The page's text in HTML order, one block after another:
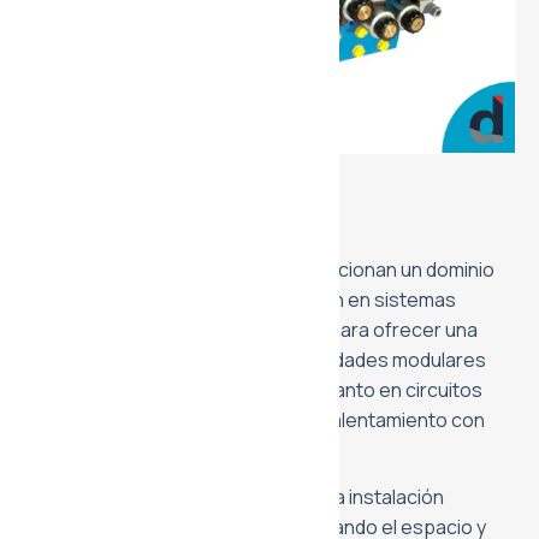
Nuestras válvulas de control proporcionan un dominio
absoluto sobre el caudal y la presión en sistemas
industriales complejos. Diseñadas para ofrecer una
solución rápida y robusta, estas unidades modulares
permiten regular variables críticas tanto en circuitos
hidráulicos como en procesos de calentamiento con
Su configuración modular facilita una instalación
compacta «tipo sándwich», optimizando el espacio y